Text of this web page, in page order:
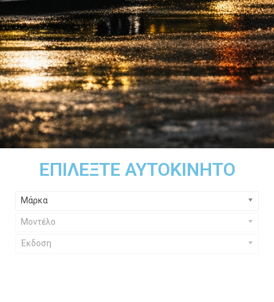
ΕΠΙΛΈΞΤΕ ΑΥΤΟΚΊΝΗΤΟ
Μάρκα
Μοντέλο
Έκδοση